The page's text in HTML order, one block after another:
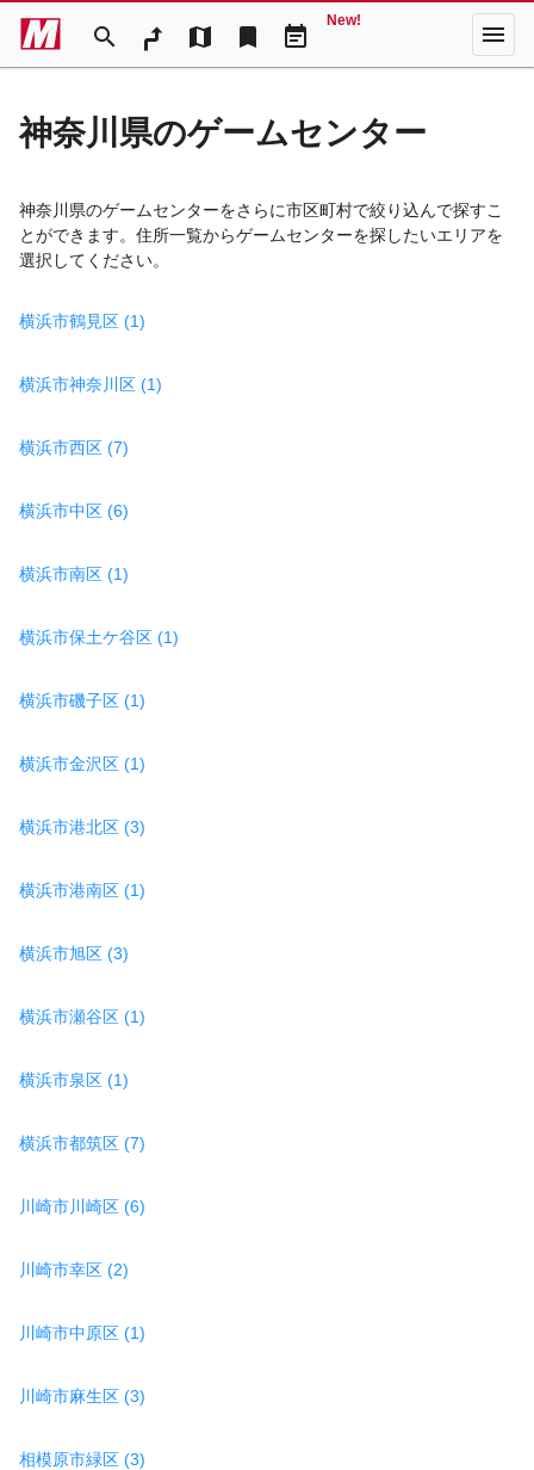
search map bookmark event_note
New! menu
神奈川県のゲームセンター
神奈川県のゲームセンターをさらに市区町村で絞り込んで探すこ
とができます。住所一覧からゲームセンターを探したいエリアを
選択してください。
横浜市鶴見区 (1)
横浜市神奈川区 (1)
横浜市西区 (7)
横浜市中区 (6)
横浜市南区 (1)
横浜市保土ケ谷区 (1)
横浜市磯子区 (1)
横浜市金沢区 (1)
横浜市港北区 (3)
横浜市港南区 (1)
横浜市旭区 (3)
横浜市瀬谷区 (1)
横浜市泉区 (1)
横浜市都筑区 (7)
川崎市川崎区 (6)
川崎市幸区 (2)
川崎市中原区 (1)
川崎市麻生区 (3)
相模原市緑区 (3)